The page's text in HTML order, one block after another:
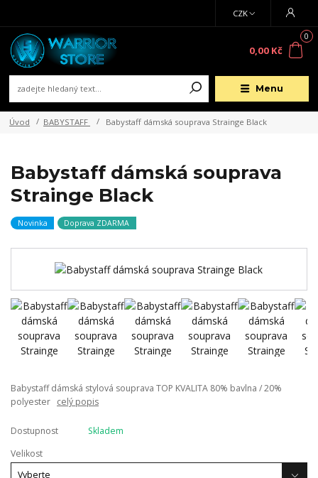
Menu
CZK
0
0,00 Kč
Úvod BABYSTAFF Babystaff dámská souprava Strainge Black
Babystaff dámská souprava
Strainge Black
Novinka Doprava ZDARMA
Babystaff dámská stylová souprava TOP KVALITA 80% bavlna / 20%
polyester celý popis
Dostupnost
Skladem
Velikost